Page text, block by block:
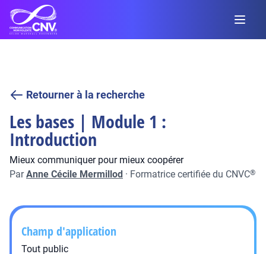
Retourner à la recherche
Les bases | Module 1 :
Introduction
Mieux communiquer pour mieux coopérer
ParAnne Cécile Mermillod · Formatrice certifiée du CNVC®
Champ d'application
Tout public